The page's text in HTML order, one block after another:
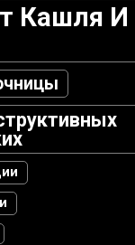
Кашля И